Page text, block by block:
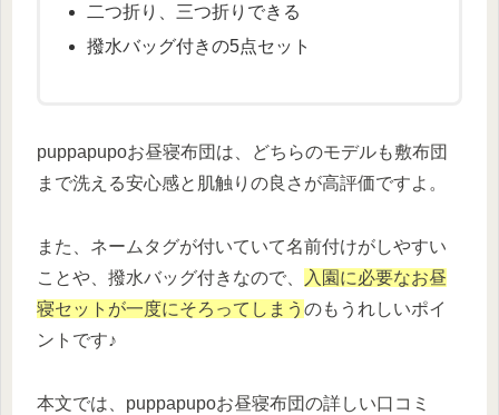
二つ折り、三つ折りできる
撥水バッグ付きの5点セット
puppapupoお昼寝布団は、どちらのモデルも敷布団
まで洗える安心感と肌触りの良さが高評価ですよ。
また、ネームタグが付いていて名前付けがしやすい
ことや、撥水バッグ付きなので、
入園に必要なお昼
寝セットが一度にそろってしまう のもうれしいポイ
ントです♪
本文では、puppapupoお昼寝布団の詳しい口コミ